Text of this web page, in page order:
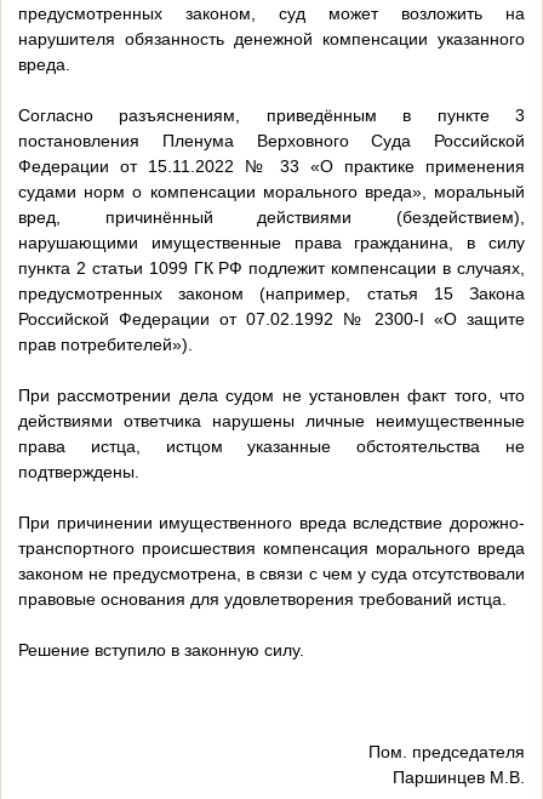
предусмотренных законом, суд может возложить на
нарушителя обязанность денежной компенсации указанного
вреда.
Согласно разъяснениям, приведённым в пункте 3
постановления Пленума Верховного Суда Российской
Федерации от 15.11.2022 № 33 «О практике применения
судами норм о компенсации морального вреда», моральный
вред, причинённый действиями (бездействием),
нарушающими имущественные права гражданина, в силу
пункта 2 статьи 1099 ГК РФ подлежит компенсации в случаях,
предусмотренных законом (например, статья 15 Закона
Российской Федерации от 07.02.1992 № 2300-I «О защите
прав потребителей»).
При рассмотрении дела судом не установлен факт того, что
действиями ответчика нарушены личные неимущественные
права истца, истцом указанные обстоятельства не
подтверждены.
При причинении имущественного вреда вследствие дорожно-
транспортного происшествия компенсация морального вреда
законом не предусмотрена, в связи с чем у суда отсутствовали
правовые основания для удовлетворения требований истца.
Решение вступило в законную силу.
Пом. председателя
Паршинцев М.В.